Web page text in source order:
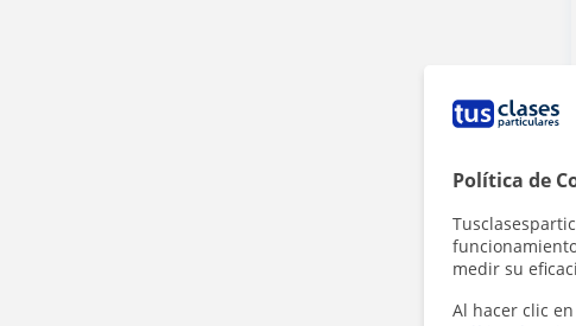
Política de
medir su
Al hacer clic